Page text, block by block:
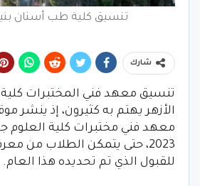
تنسيق كلية طب أسنان
شارك
تنسيق معهد فني المختبرات
الأزهر يهتم به كثيرون، إذ ينشر
2023، حتى يتمكن الطلاب من
للقبول الذي تم تحديده هذا العام.